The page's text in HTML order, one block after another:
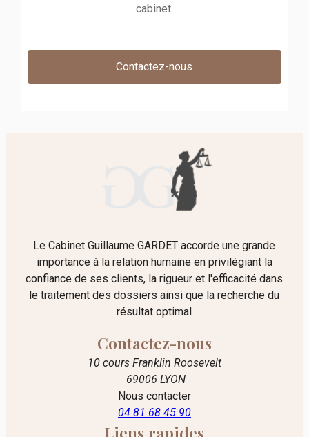
cabinet.
Contactez-nous
Le Cabinet Guillaume GARDET accorde une grande
importance à la relation humaine en privilégiant la
confiance de ses clients, la rigueur et l'efficacité dans
le traitement des dossiers ainsi que la recherche du
résultat optimal
Contactez-nous
10 cours Franklin Roosevelt
69006 LYON
Nous contacter
04 81 68 45 90